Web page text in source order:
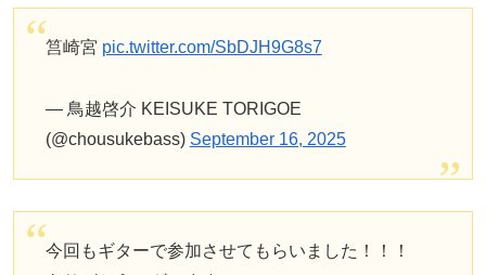
筥崎宮 pic.twitter.com/SbDJH9G8s7
— 鳥越啓介 KEISUKE TORIGOE
(@chousukebass) September 16, 2025
今回もギターで参加させてもらいました！！！